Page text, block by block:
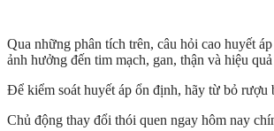
Qua những phân tích trên, câu hỏi cao huyết
ảnh hưởng đến tim mạch, gan, thận và hiệu
Để kiểm soát huyết áp ổn định, hãy từ bỏ
Chủ động thay đổi thói quen ngay hôm nay